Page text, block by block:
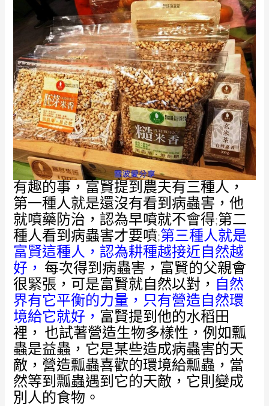
有趣的事，富賢提到農夫有三種人，
第一種人就是還沒有看到病蟲害，他
就噴藥防治，認為早噴就不會得;第二
種人看到病蟲害才要噴;第三種人就是
富賢這種人，認為耕種越接近自然越
好， 每次得到病蟲害，富賢的父親會
很緊張，可是富賢就自然以對， 自然
界有它平衡的力量，只有營造自然環
境給它就好， 富賢提到他的水稻田
裡， 也試著營造生物多樣性，例如瓢
蟲是益蟲，它是某些造成病蟲害的天
敵，營造瓢蟲喜歡的環境給瓢蟲，當
然等到瓢蟲遇到它的天敵，它則變成
別人的食物。